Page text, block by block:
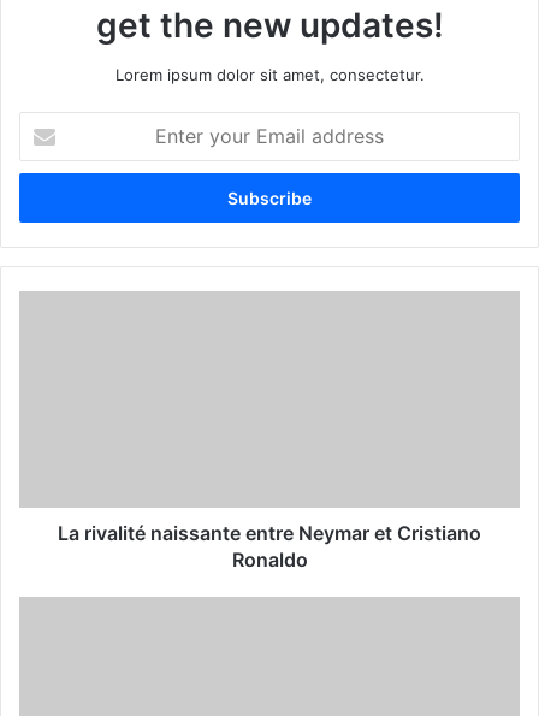
get the new updates!
Lorem ipsum dolor sit amet, consectetur.
t
r
y
La rivalité naissante entre Neymar et Cristiano
Ronaldo